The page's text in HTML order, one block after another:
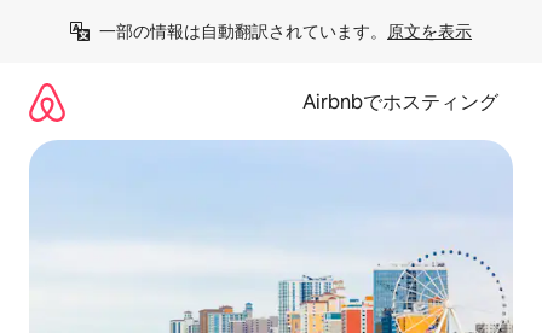
一部の情報は自動翻訳されています。 原文を表示
Airbnbでホスティング